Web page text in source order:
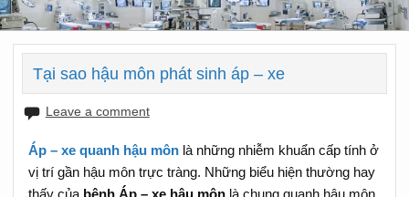
Tại sao hậu môn phát sinh áp – xe
Leave a comment
Áp – xe quanh hậu môn là những nhiễm khuẩn cấp tính ở
vị trí gần hậu môn trực tràng. Những biểu hiện thường hay